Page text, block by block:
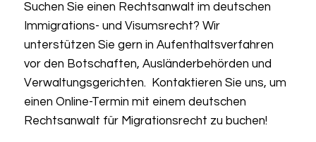
Suchen Sie einen Rechtsanwalt im deutschen
Immigrations- und Visumsrecht? Wir
unterstützen Sie gern in Aufenthaltsverfahren
vor den Botschaften, Ausländerbehörden und
Verwaltungsgerichten. Kontaktieren Sie uns, um
einen Online-Termin mit einem deutschen
Rechtsanwalt für Migrationsrecht zu buchen!